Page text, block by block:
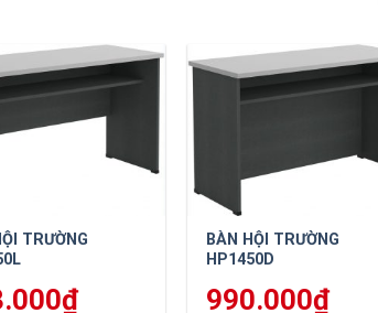
TRƯỜNG
₫
BÀN HỘI TRƯỜNG
HP1450D
990.000₫